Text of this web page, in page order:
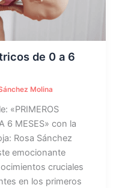
de 0 a 6
Molina
«PRIMEROS
6 MESES» con la
Rosa Sánchez
emocionante
cruciales
en los primeros